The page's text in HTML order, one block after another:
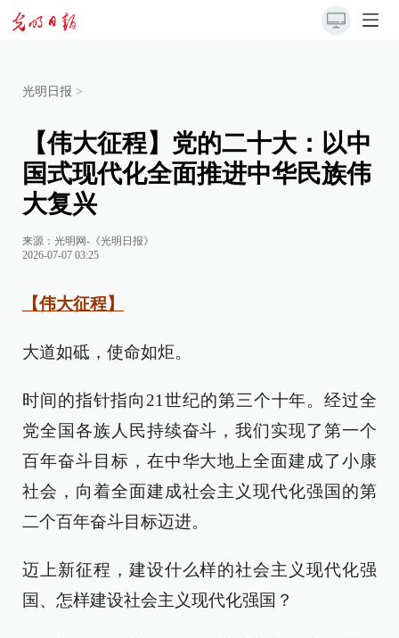
光明日报 >
【伟大征程】党的二十大：以中
国式现代化全面推进中华民族伟
大复兴
来源： 光明网-《光明日报》
2026-07-07 03:25
【伟大征程】
大道如砥，使命如炬。
时间的指针指向21世纪的第三个十年。经过全
党全国各族人民持续奋斗，我们实现了第一个
百年奋斗目标，在中华大地上全面建成了小康
社会，向着全面建成社会主义现代化强国的第
二个百年奋斗目标迈进。
迈上新征程，建设什么样的社会主义现代化强
国、怎样建设社会主义现代化强国？